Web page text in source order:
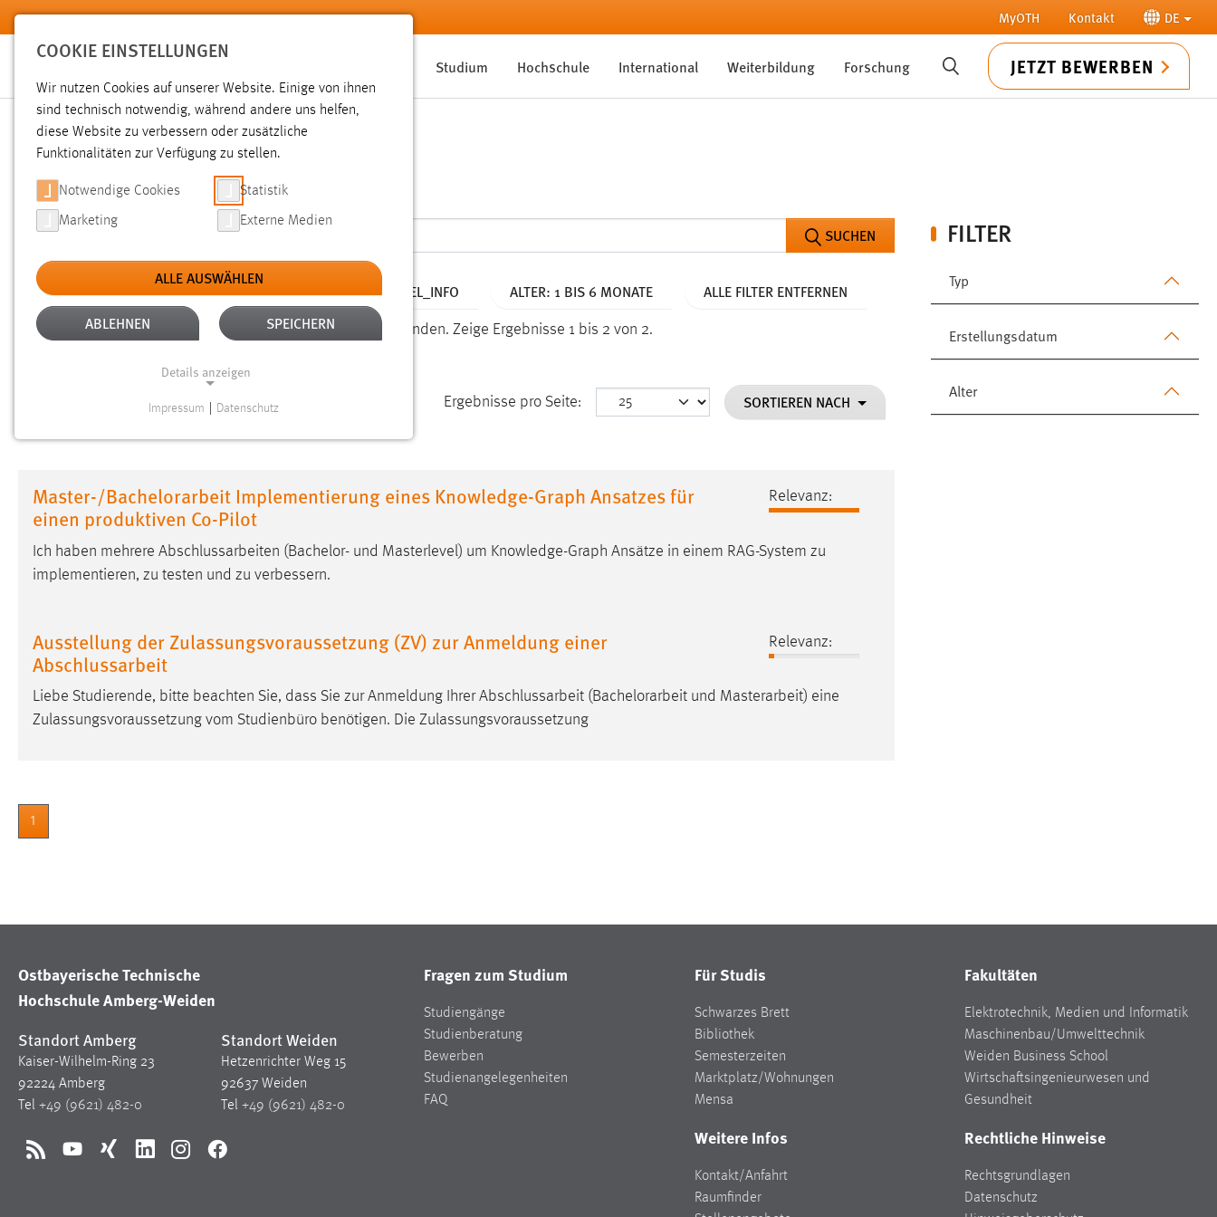
Zum Hauptinhalt springen MyOTH Kontakt DE
Studium Hochschule International Weiterbildung Forschung SUCHE JETZT BEWERBEN
SUCHE
FILTER
Typ
Erstellungsdatum
Alter
SUCHEN
Aktive Filter: TYP: TX_OTHAWORGANIZATION_DOMAIN_MODEL_INFO ALTER: 1 BIS 6 MONATE ALLE FILTER ENTFERNEN
Gesucht nach "bachelorarbeit". Es wurden 2 Ergebnisse gefunden. Zeige Ergebnisse 1 bis 2 von 2.
Ergebnisse pro Seite: SORTIEREN NACH
Master-/Bachelorarbeit Implementierung eines Knowledge-Graph Ansatzes für
einen produktiven Co-Pilot
Relevanz:
Ich haben mehrere Abschlussarbeiten (Bachelor- und Masterlevel) um Knowledge-Graph Ansätze in einem RAG-System zu
implementieren, zu testen und zu verbessern.
Ausstellung der Zulassungsvoraussetzung (ZV) zur Anmeldung einer
Abschlussarbeit
Relevanz:
Liebe Studierende, bitte beachten Sie, dass Sie zur Anmeldung Ihrer Abschlussarbeit (Bachelorarbeit und Masterarbeit) eine
Zulassungsvoraussetzung vom Studienbüro benötigen. Die Zulassungsvoraussetzung
1
Ostbayerische Technische
Hochschule Amberg-Weiden
Standort Amberg
Kaiser-Wilhelm-Ring 23
92224 Amberg
Tel +49 (9621) 482-0
Standort Weiden
Hetzenrichter Weg 15
92637 Weiden
Tel +49 (9621) 482-0
RSS YouTubeXing LinkedInInstagramFacebook
Fragen zum Studium
Studiengänge
Studienberatung
Bewerben
Studienangelegenheiten
FAQ
Für Studis
Schwarzes Brett
Bibliothek
Semesterzeiten
Marktplatz/Wohnungen
Mensa
Fakultäten
Elektrotechnik, Medien und Informatik
Maschinenbau/Umwelttechnik
Weiden Business School
Wirtschaftsingenieurwesen und
Gesundheit
Weitere Infos
Kontakt/Anfahrt
Raumfinder
Rechtliche Hinweise
Rechtsgrundlagen
Datenschutz
COOKIE EINSTELLUNGEN
Wir nutzen Cookies auf unserer Website. Einige von ihnen
sind technisch notwendig, während andere uns helfen,
diese Website zu verbessern oder zusätzliche
Funktionalitäten zur Verfügung zu stellen.
Notwendige Cookies Statistik
Marketing Externe Medien
ALLE AUSWÄHLEN
ABLEHNEN SPEICHERN
Details anzeigen
Website erforderlich.
Einverständnis
Name: cookie_consent
des Benutzers
Zweck:
Das Cookie speichert die gewählte
Chat
Name:
MibewSessionID, MIBEW_UserID,
5e9dbeb1811c0446
Impressum Datenschutz